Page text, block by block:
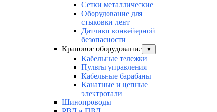
Сетки металлические
Оборудование для
стыковки лент
Датчики конвейерной
безопасности
Крановое оборудование
▼
Кабельные тележки
Пульты управления
Кабельные барабаны
Канатные и цепные
электротали
Шинопроводы